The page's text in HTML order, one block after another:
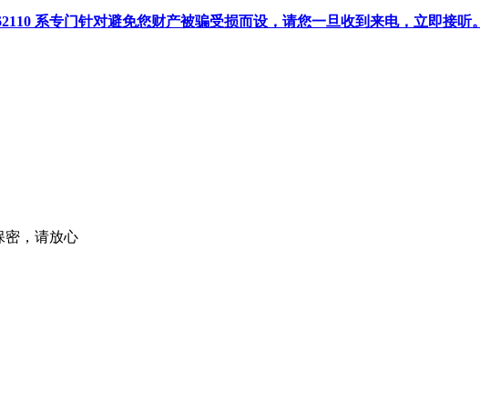
系专门针对避免您财产被骗受损而设，请您一旦收到来电，立即接听。
密，请放心